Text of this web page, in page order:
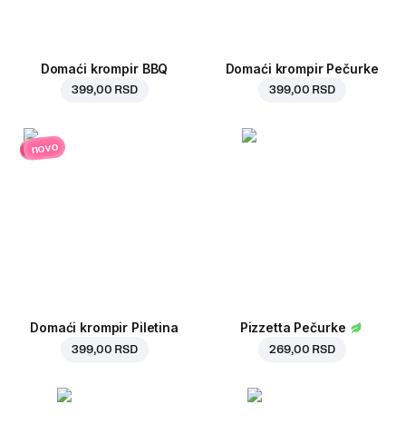
Domaći krompir BBQ
399,00 RSD
Domaći krompir Pečurke
399,00 RSD
novo
Domaći krompir Piletina
399,00 RSD
Pizzetta Pečurke
269,00 RSD